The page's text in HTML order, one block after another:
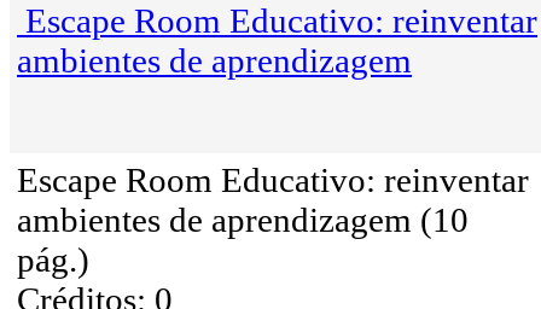
Escape Room Educativo: reinventar
ambientes de aprendizagem
Escape Room Educativo: reinventar
ambientes de aprendizagem (10
pág.)
Créditos: 0